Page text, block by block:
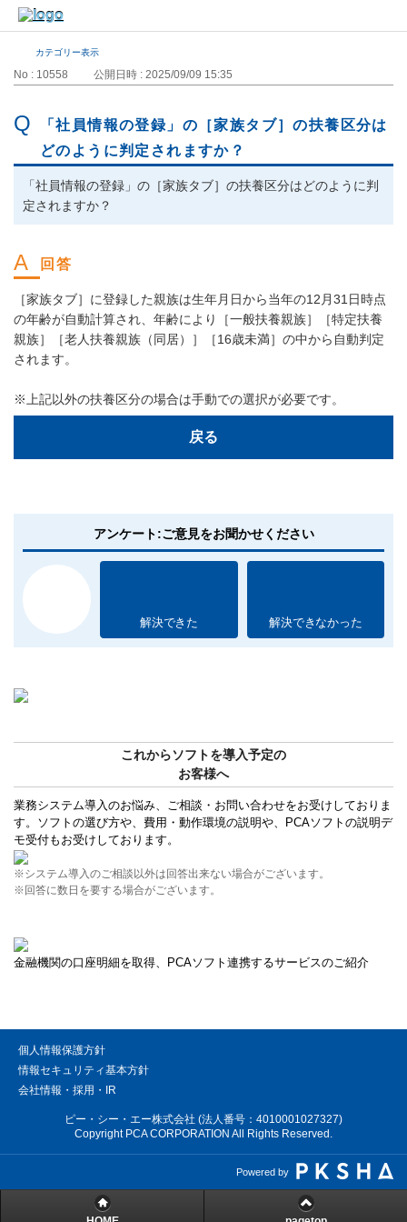
カテゴリー表示
No : 10558 公開日時 : 2025/09/09 15:35
「社員情報の登録」の［家族タブ］の扶養区分は
どのように判定されますか？
「社員情報の登録」の［家族タブ］の扶養区分はどのように判
定されますか？
［家族タブ］に登録した親族は生年月日から当年の12月31日時点
の年齢が自動計算され、年齢により［一般扶養親族］［特定扶養
親族］［老人扶養親族（同居）］［16歳未満］の中から自動判定
されます。
※上記以外の扶養区分の場合は手動での選択が必要です。
戻る
アンケート:ご意見をお聞かせください
解決できた 解決できなかった
これからソフトを導入予定の
お客様へ
業務システム導入のお悩み、ご相談・お問い合わせをお受けしておりま
す。ソフトの選び方や、費用・動作環境の説明や、PCAソフトの説明デ
モ受付もお受けしております。
※システム導入のご相談以外は回答出来ない場合がございます。
※回答に数日を要する場合がございます。
金融機関の口座明細を取得、PCAソフト連携するサービスのご紹介
個人情報保護方針
情報セキュリティ基本方針
会社情報・採用・IR
ピー・シー・エー株式会社 (法人番号：4010001027327)
Copyright PCA CORPORATION All Rights Reserved.
Powered by